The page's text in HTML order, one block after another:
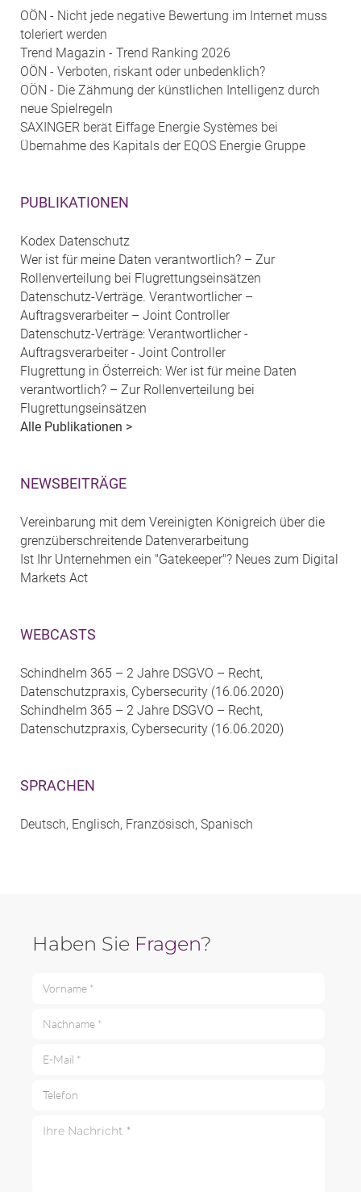
OÖN - Nicht jede negative Bewertung im Internet muss
toleriert werden
Trend Magazin - Trend Ranking 2026
OÖN - Verboten, riskant oder unbedenklich?
OÖN - Die Zähmung der künstlichen Intelligenz durch
neue Spielregeln
SAXINGER berät Eiffage Energie Systèmes bei
Übernahme des Kapitals der EQOS Energie Gruppe
PUBLIKATIONEN
Kodex Datenschutz
Wer ist für meine Daten verantwortlich? – Zur
Rollenverteilung bei Flugrettungseinsätzen
Datenschutz-Verträge. Verantwortlicher –
Auftragsverarbeiter – Joint Controller
Datenschutz-Verträge: Verantwortlicher -
Auftragsverarbeiter - Joint Controller
Flugrettung in Österreich: Wer ist für meine Daten
verantwortlich? – Zur Rollenverteilung bei
Flugrettungseinsätzen
Alle Publikationen >
NEWSBEITRÄGE
Vereinbarung mit dem Vereinigten Königreich über die
grenzüberschreitende Datenverarbeitung
Ist Ihr Unternehmen ein "Gatekeeper"? Neues zum Digital
Markets Act
WEBCASTS
Schindhelm 365 – 2 Jahre DSGVO – Recht,
Datenschutzpraxis, Cybersecurity (16.06.2020)
Schindhelm 365 – 2 Jahre DSGVO – Recht,
Datenschutzpraxis, Cybersecurity (16.06.2020)
SPRACHEN
Deutsch, Englisch, Französisch, Spanisch
Haben Sie Fragen?